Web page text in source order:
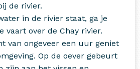
de rivier.
in de rivier staat, ga je
vaart over de Chay rivier.
van ongeveer een uur geniet
Op de oever gebeurt